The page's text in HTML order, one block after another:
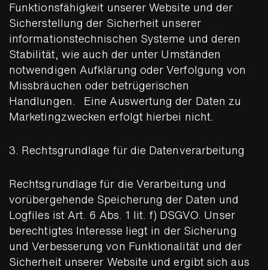
Funktionsfähigkeit unserer Website und der
Sicherstellung der Sicherheit unserer
informationstechnischen Systeme und deren
Stabilität, wie auch der unter Umständen
notwendigen Aufklärung oder Verfolgung von
Missbräuchen oder betrügerischen
Handlungen. Eine Auswertung der Daten zu
Marketingzwecken erfolgt hierbei nicht.
3. Rechtsgrundlage für die Datenverarbeitung
Rechtsgrundlage für die Verarbeitung und
vorübergehende Speicherung der Daten und
Logfiles ist Art. 6 Abs. 1 lit. f) DSGVO. Unser
berechtigtes Interesse liegt in der Sicherung
und Verbesserung von Funktionalität und der
Sicherheit unserer Website und ergibt sich aus